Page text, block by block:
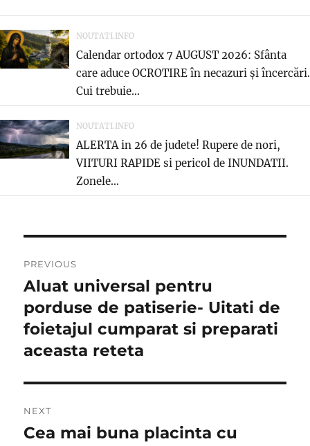
NOUTATI.INFO
Calendar ortodox 7 AUGUST 2026: Sfânta
care aduce OCROTIRE în necazuri și încercări.
Cui trebuie...
NOUTATI.INFO
ALERTA in 26 de judete! Rupere de nori,
VIITURI RAPIDE si pericol de INUNDATII.
Zonele...
navigation
PREVIOUS
Previous
post:
Aluat universal pentru
porduse de patiserie- Uitati de
foietajul cumparat si preparati
aceasta reteta
NEXT
Next
Cea mai buna placinta cu